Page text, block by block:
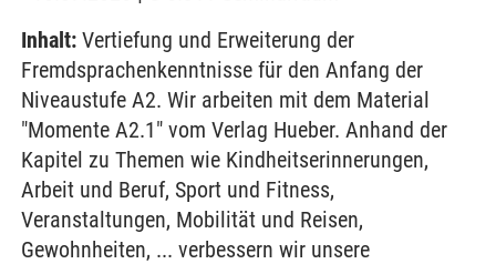
Inhalt: Vertiefung und Erweiterung der
Fremdsprachenkenntnisse für den Anfang der
Niveaustufe A2. Wir arbeiten mit dem Material
"Momente A2.1" vom Verlag Hueber. Anhand der
Kapitel zu Themen wie Kindheitserinnerungen,
Arbeit und Beruf, Sport und Fitness,
Veranstaltungen, Mobilität und Reisen,
Gewohnheiten, ... verbessern wir unsere